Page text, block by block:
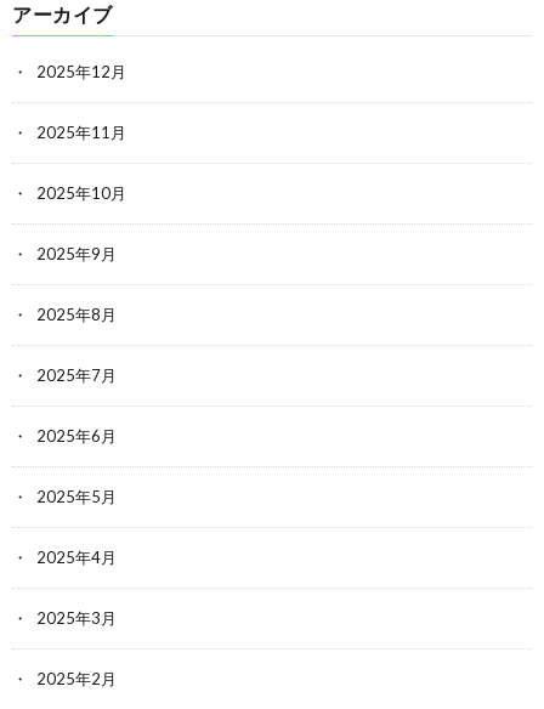
アーカイブ
2025年12月
2025年11月
2025年10月
2025年9月
2025年8月
2025年7月
2025年6月
2025年5月
2025年4月
2025年3月
2025年2月